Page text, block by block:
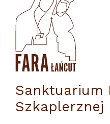
Sanktuarium
Szkaplerznej